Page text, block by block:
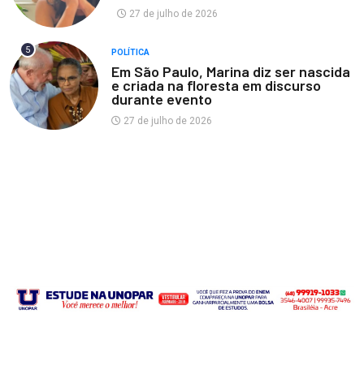
27 de julho de 2026
5 POLÍTICA
Em São Paulo, Marina diz ser nascida
e criada na floresta em discurso
durante evento
27 de julho de 2026